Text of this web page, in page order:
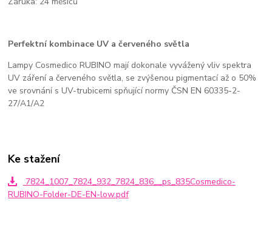
Perfektní kombinace UV a červeného světla
Lampy Cosmedico RUBINO mají dokonale vyvážený vliv spektra
UV záření a červeného světla, se zvýšenou pigmentací až o 50%
ve srovnání s UV-trubicemi spňující normy ČSN EN 60335-2-
27/A1/A2
Ke stažení
7824_1007_7824_932_7824_836__ps_835Cosmedico-
RUBINO-Folder-DE-EN-low.pdf